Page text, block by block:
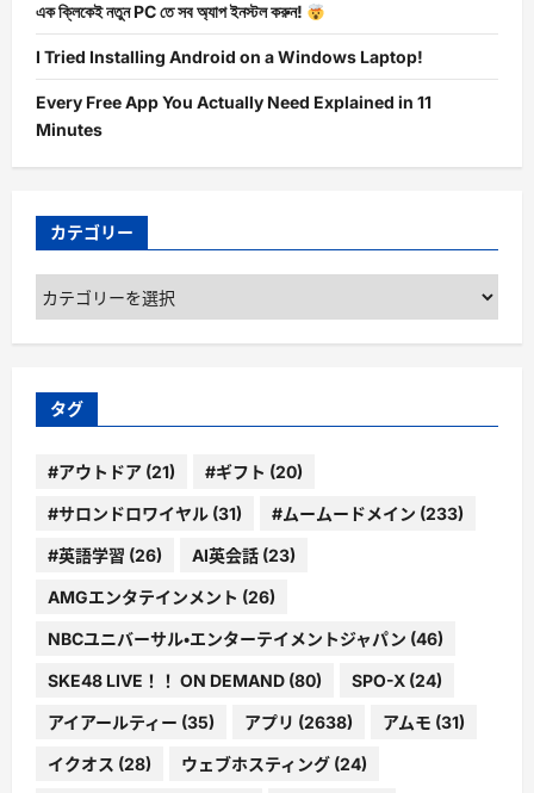
এক ক্লিকেই নতুন PC তে সব অ্যাপ ইনস্টল করুন!
I Tried Installing Android on a Windows Laptop!
Every Free App You Actually Need Explained in 11
Minutes
カテゴリー
カ
テ
ゴ
ー
タグ
#アウトドア (21) #ギフト (20)
#サロンドロワイヤル (31) #ムームードメイン (233)
#英語学習 (26) AI英会話 (23)
AMGエンタテインメント (26)
NBCユニバーサル・エンターテイメントジャパン (46)
SKE48 LIVE！！ ON DEMAND (80) SPO-X (24)
アイアールティー (35) アプリ (2638) アムモ (31)
イクオス (28) ウェブホスティング (24)